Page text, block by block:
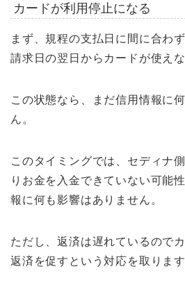
カードが利用停止になる
まず、規程の支払日に間に合わ
請求日の翌日からカードが使えな
この状態なら、まだ信用情報に
ん。
このタイミングでは、セディナ
りお金を入金できていない可能
報に何も影響はありません。
ただし、返済は遅れているので
返済を促すという対応を取ります